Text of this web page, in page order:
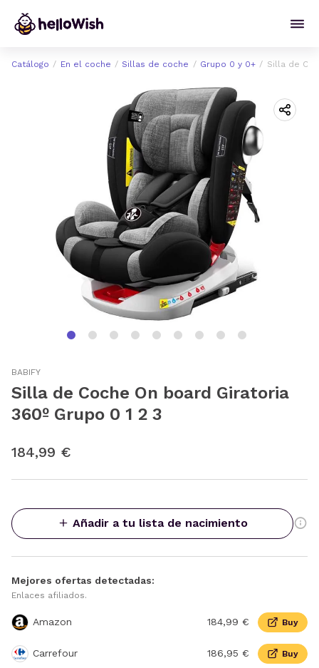
Catálogo En el coche Sillas de coche Grupo 0 y 0+ Silla de
BABIFY
Silla de Coche On board Giratoria
360º Grupo 0 1 2 3
184,99 €
Añadir a tu lista de nacimiento
Mejores ofertas detectadas:
Enlaces afiliados.
Amazon 184,99 € Buy
Carrefour 186,95 € Buy